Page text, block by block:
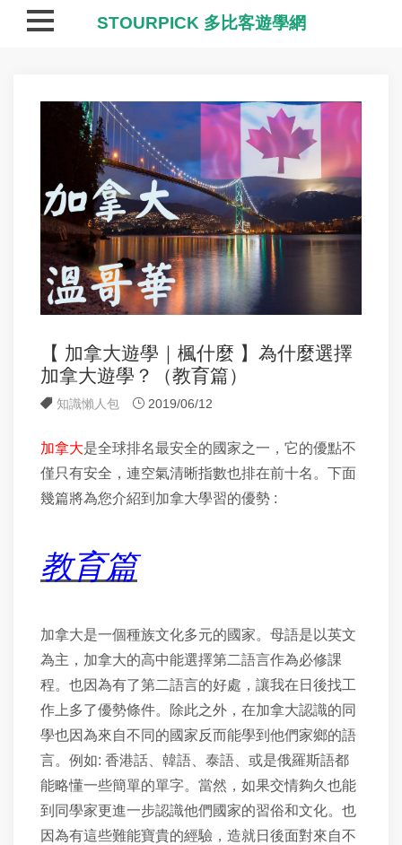
【 加拿大遊學｜楓什麼 】為什麼選擇
加拿大遊學？（教育篇）
知識懶人包 2019/06/12
加拿大是全球排名最安全的國家之一，它的優點不
僅只有安全，連空氣清晰指數也排在前十名。下面
幾篇將為您介紹到加拿大學習的優勢 :
教育篇
加拿大是一個種族文化多元的國家。母語是以英文
為主，加拿大的高中能選擇第二語言作為必修課
程。也因為有了第二語言的好處，讓我在日後找工
作上多了優勢條件。除此之外，在加拿大認識的同
學也因為來自不同的國家反而能學到他們家鄉的語
言。例如: 香港話、韓語、泰語、或是俄羅斯語都
能略懂一些簡單的單字。當然，如果交情夠久也能
到同學家更進一步認識他們國家的習俗和文化。也
因為有這些難能寶貴的經驗，造就日後面對來自不
STOURPICK 多比客遊學網